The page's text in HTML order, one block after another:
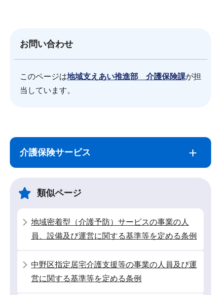
お問い合わせ
このページは地域支えあい推進部 介護保険課が担
当しています。
こ
介護保険サービス
類似ページ
地域密着型（介護予防）サービスの事業の人
員、設備及び運営に関する基準等を定める条例
中野区指定居宅介護支援等の事業の人員及び運
営に関する基準等を定める条例